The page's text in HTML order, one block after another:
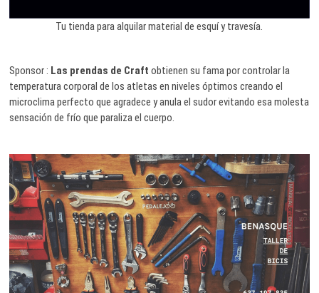
Tu tienda para alquilar material de esquí y travesía.
Sponsor : Las prendas de Craft obtienen su fama por controlar la
temperatura corporal de los atletas en niveles óptimos creando el
microclima perfecto que agradece y anula el sudor evitando esa molesta
sensación de frío que paraliza el cuerpo.